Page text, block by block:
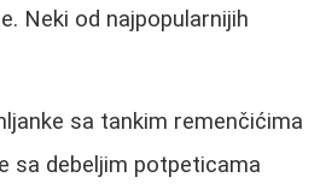
Neki od najpopularnijih
sa tankim remenčićima
sa debeljim potpeticama